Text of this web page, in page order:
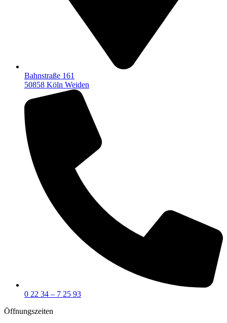
Bahnstraße 161
50858 Köln Weiden
0 22 34 – 7 25 93
Öffnungszeiten